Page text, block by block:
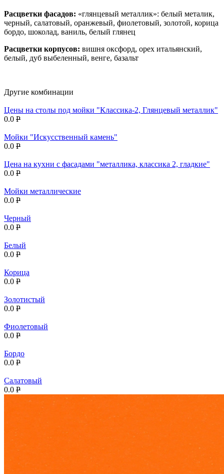
Расцветки фасадов: «глянцевый металлик»: белый металик,
черный, салатовый, оранжевый, фиолетовый, золотой, корица
бордо, шоколад, ваниль, белый глянец
Расцветки корпусов: вишня оксфорд, орех итальянский,
белый, дуб выбеленный, венге, базальт
Другие комбинации
Цены на столы под мойки "Классика-2, Глянцевый металлик"
0.0 P
Мойки "Искусственный камень"
0.0 P
Цена на кухни c фасадами "металлика, классика 2, гладкие"
0.0 P
Мойки металлические
0.0 P
Черный
0.0 P
Белый
0.0 P
Корица
0.0 P
Золотистый
0.0 P
Фиолетовый
0.0 P
Бордо
0.0 P
Салатовый
0.0 P